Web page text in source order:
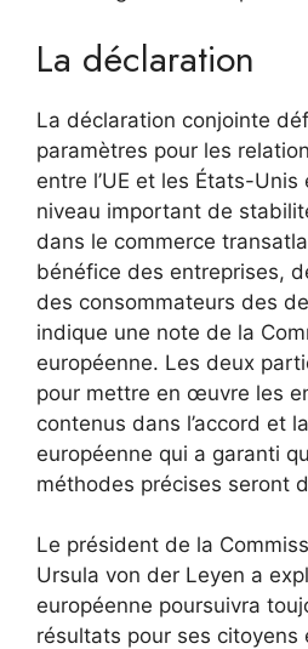
La déclaration
La déclaration conjointe
paramètres pour les
entre l’UE et les États-
niveau important de
dans le commerce
bénéfice des entreprises,
des consommateurs des
indique une note de la
européenne. Les deux
pour mettre en œuvre les
contenus dans l’accord et
européenne qui a garanti
méthodes précises seront
Le président de la
Ursula von der Leyen a
européenne poursuivra
résultats pour ses citoyens